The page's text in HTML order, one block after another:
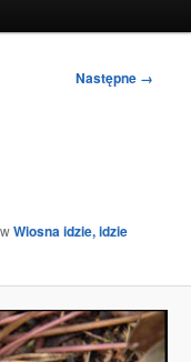
Następne →
wWiosna idzie, idzie